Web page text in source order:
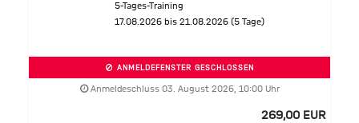
5-Tages-Training
17.08.2026 bis 21.08.2026 (5 Tage)
ANMELDEFENSTER GESCHLOSSEN
Anmeldeschluss 03. August 2026, 10:00 Uhr
269,00 EUR